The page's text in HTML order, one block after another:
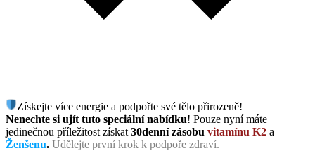
Získejte více energie a podpořte své tělo přirozeně!
Nenechte si ujít tuto speciální nabídku! Pouze nyní máte
jedinečnou příležitost získat 30denní zásobu vitamínu K2 a
Ženšenu. Udělejte první krok k podpoře zdraví.